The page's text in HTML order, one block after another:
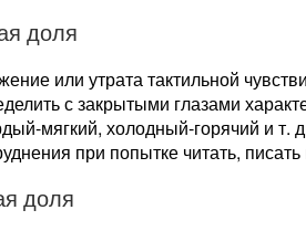
доля
или утрата тактильной
с закрытыми глазами
мягкий, холодный-горячий и т.
при попытке читать, писать
доля